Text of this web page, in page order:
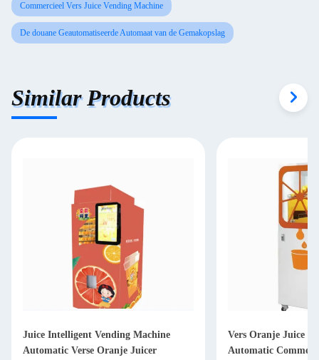
Commercieel Vers Juice Vending Machine
De douane Geautomatiseerde Automaat van de Gemakopslag
Similar Products
Juice Intelligent Vending Machine
Automatic Verse Oranje Juicer
Vers Oranje Juice
Automatic